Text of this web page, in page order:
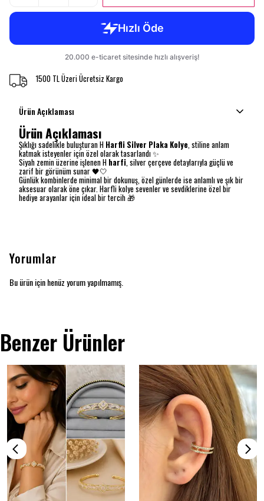
1500 TL Üzeri Ücretsiz Kargo
Ürün Açıklaması
Ürün Açıklaması
Şıklığı sadelikle buluşturan H Harfli Silver Plaka Kolye, stiline anlam
katmak isteyenler için özel olarak tasarlandı ✨
Siyah zemin üzerine işlenen H harfi, silver çerçeve detaylarıyla güçlü ve
zarif bir görünüm sunar 🖤🤍
Günlük kombinlerde minimal bir dokunuş, özel günlerde ise anlamlı ve şık bir
aksesuar olarak öne çıkar. Harfli kolye sevenler ve sevdiklerine özel bir
hediye arayanlar için ideal bir tercih 🎁
Yorumlar
Bu ürün için henüz yorum yapılmamış.
Benzer Ürünler